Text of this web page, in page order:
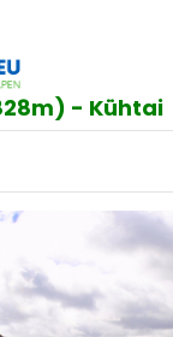
- Kühtai